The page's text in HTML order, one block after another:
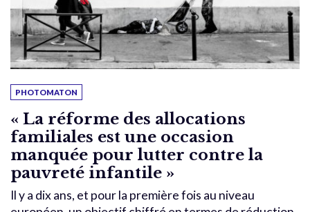
PHOTOMATON
« La réforme des allocations
familiales est une occasion
manquée pour lutter contre la
pauvreté infantile »
Il y a dix ans, et pour la première fois au niveau